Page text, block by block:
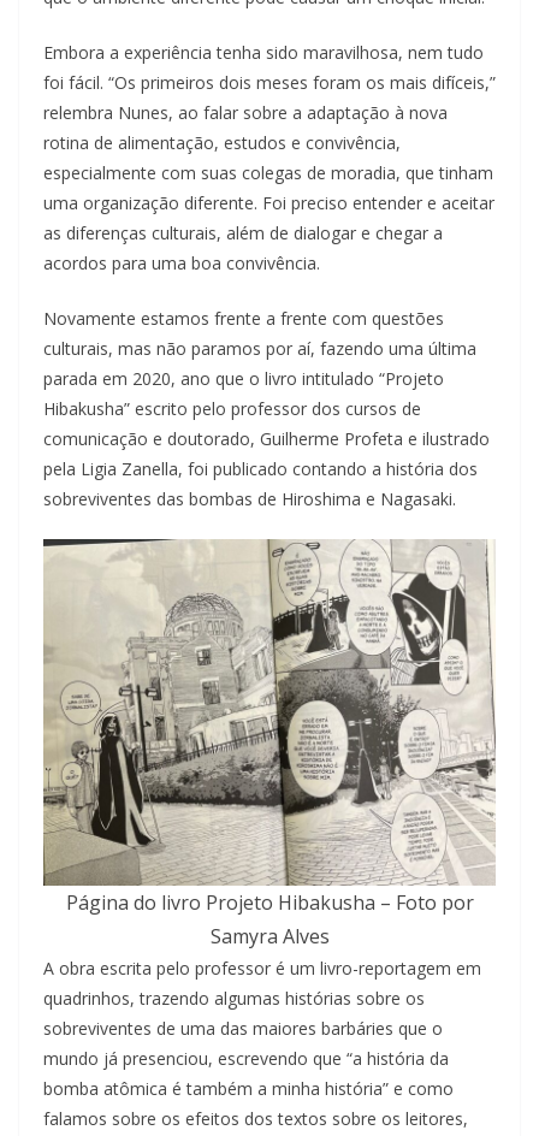
Embora a experiência tenha sido maravilhosa, nem tudo
foi fácil. “Os primeiros dois meses foram os mais difíceis,”
relembra Nunes, ao falar sobre a adaptação à nova
rotina de alimentação, estudos e convivência,
especialmente com suas colegas de moradia, que tinham
uma organização diferente. Foi preciso entender e aceitar
as diferenças culturais, além de dialogar e chegar a
acordos para uma boa convivência.
Novamente estamos frente a frente com questões
culturais, mas não paramos por aí, fazendo uma última
parada em 2020, ano que o livro intitulado “Projeto
Hibakusha” escrito pelo professor dos cursos de
comunicação e doutorado, Guilherme Profeta e ilustrado
pela Ligia Zanella, foi publicado contando a história dos
sobreviventes das bombas de Hiroshima e Nagasaki.
Página do livro Projeto Hibakusha – Foto por
Samyra Alves
A obra escrita pelo professor é um livro-reportagem em
quadrinhos, trazendo algumas histórias sobre os
sobreviventes de uma das maiores barbáries que o
mundo já presenciou, escrevendo que “a história da
bomba atômica é também a minha história” e como
falamos sobre os efeitos dos textos sobre os leitores,